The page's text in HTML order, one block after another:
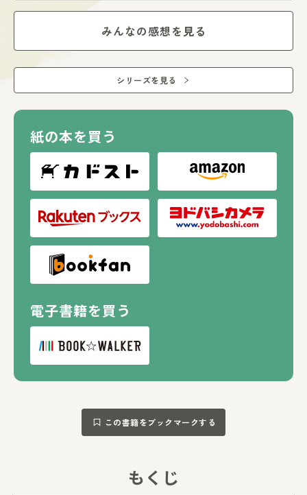
を回り、博士が出題する「GET！ ミッション」に挑戦する
この本を通して、危険生物がむやみに襲いかかってくるわけ
ではなく、生き物たちの生活をおびやかすことで、人間にと
って危険生物となることを知ってもらえたらと思っていま
みんなの感想を見る
シリーズを見る
紙の本を買う
電子書籍を買う
この書籍をブックマークする
もくじ